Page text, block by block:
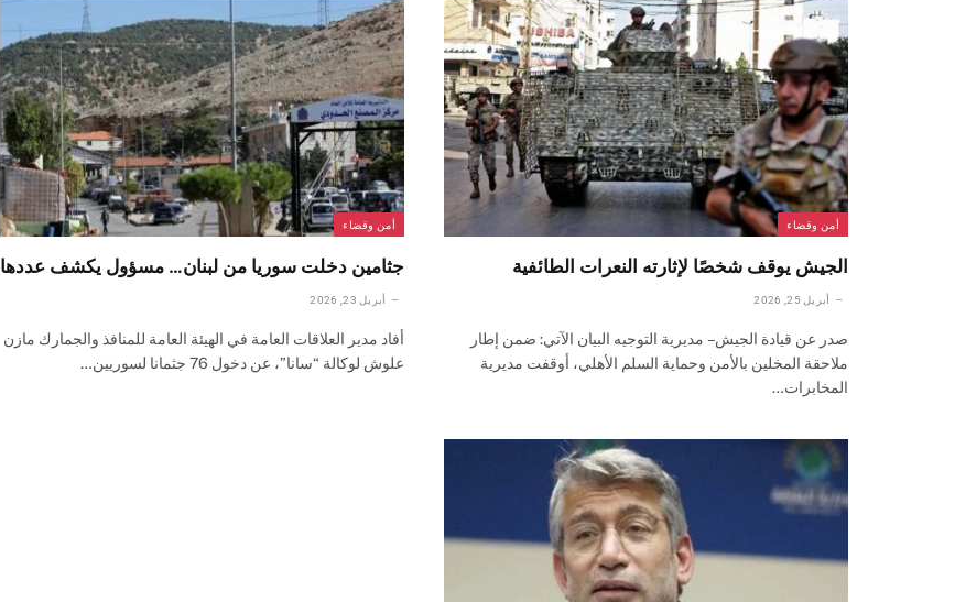
أمن وقضاء
الجيش يوقف شخصًا لإثارته النعرات الطائفية
أبريل 25, 2026
صدر عن قيادة الجيش – مديرية التوجيه البيان الآتي: ضمن إطار
ملاحقة المخلين بالأمن وحماية السلم الأهلي، أوقفت مديرية
المخابرات…
أمن وقضاء
جثامين دخلت سوريا من لبنان… مسؤول يكشف عددها
أبريل 23, 2026
أفاد مدير العلاقات العامة في الهيئة العامة للمنافذ والجمارك مازن
علوش لوكالة “سانا”، عن دخول 76 جثمانا لسوريين…